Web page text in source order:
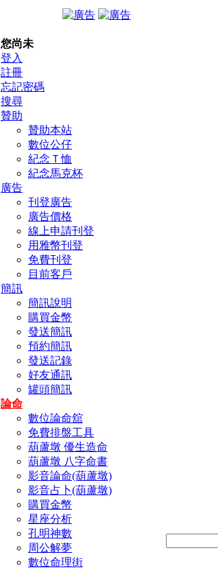
您尚未
登入
註冊
忘記密碼
搜尋
贊助
贊助本站
數位公仔
紀念Ｔ恤
紀念馬克杯
廣告
刊登廣告
廣告價格
線上申請刊登
用雅幣刊登
免費刊登
目前客戶
簡訊
簡訊說明
購買金幣
發送簡訊
預約簡訊
發送記錄
好友通訊
罐頭簡訊
論命
數位論命舘
免費排盤工具
葫蘆墩 優生造命
葫蘆墩 八字命書
影音論命(葫蘆墩)
影音占卜(葫蘆墩)
購買金幣
星座分析
孔明神數
周公解夢
數位命理街